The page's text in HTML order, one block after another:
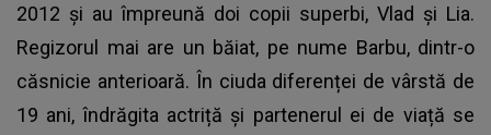
2012 și au împreună doi copii superbi, Vlad și Lia.
Regizorul mai are un băiat, pe nume Barbu, dintr-o
căsnicie anterioară. În ciuda diferenței de vârstă de
19 ani, îndrăgita actriță și partenerul ei de viață se